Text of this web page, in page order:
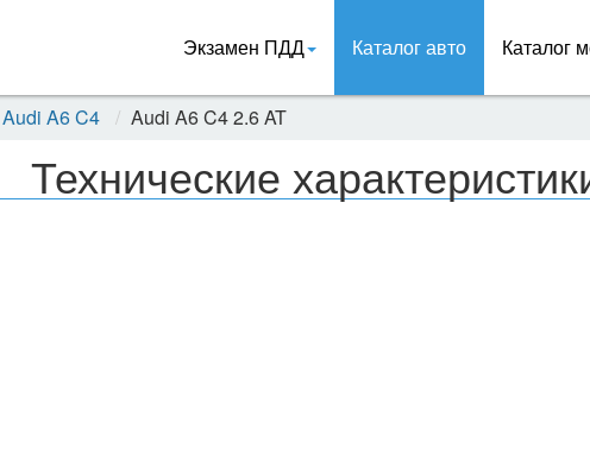
Экзамен ПДД Каталог авто Каталог
Audi A6 C4 Audi A6 C4 2.6 AT
Технические